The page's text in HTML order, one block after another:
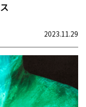
2023.11.29